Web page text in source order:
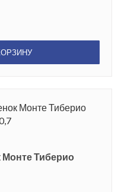
Монте Тиберио